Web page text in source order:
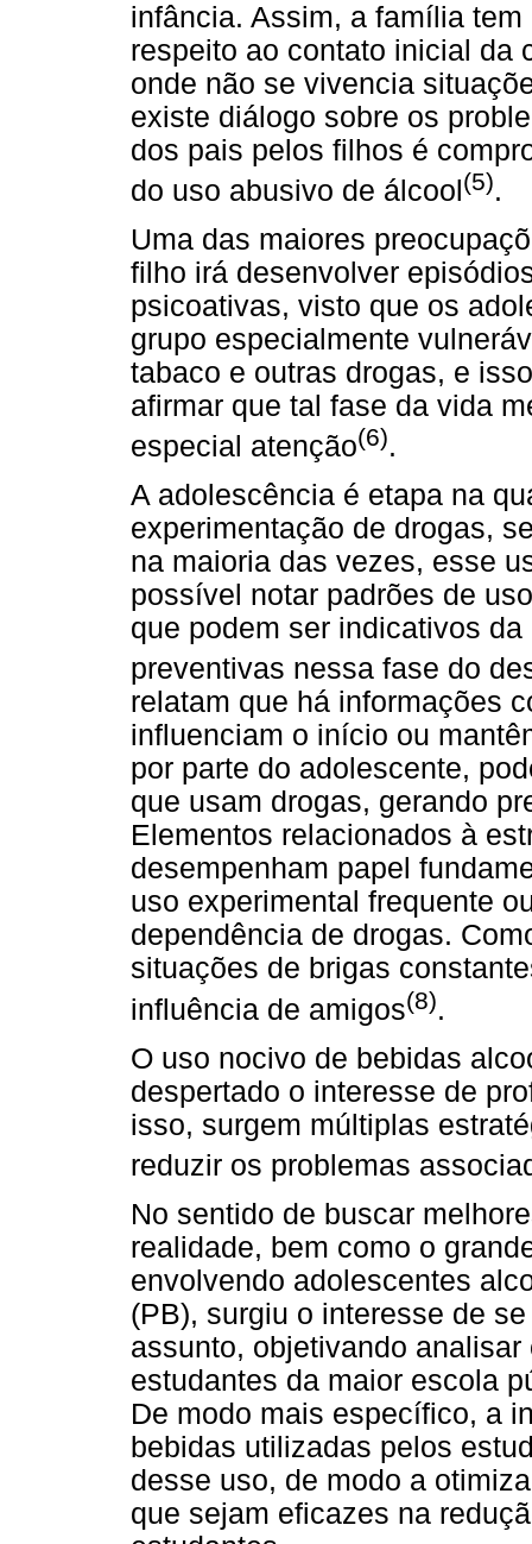
infância. Assim, a família
respeito ao contato inicial da
onde não se vivencia
existe diálogo sobre os
dos pais pelos filhos é
do uso abusivo de álcool(5).
Uma das maiores
filho irá desenvolver
psicoativas, visto que os
grupo especialmente
tabaco e outras drogas, e
afirmar que tal fase da vida
especial atenção(6).
A adolescência é etapa na
experimentação de drogas,
na maioria das vezes, esse
possível notar padrões de
que podem ser indicativos
preventivas nessa fase do
relatam que há informações
influenciam o início ou
por parte do adolescente,
que usam drogas, gerando
Elementos relacionados à
desempenham papel
uso experimental frequente
dependência de drogas.
situações de brigas
influência de amigos(8).
O uso nocivo de bebidas
despertado o interesse de
isso, surgem múltiplas
reduzir os problemas
No sentido de buscar
realidade, bem como o
envolvendo adolescentes
(PB), surgiu o interesse de
assunto, objetivando
estudantes da maior escola
De modo mais específico, a
bebidas utilizadas pelos
desse uso, de modo a
que sejam eficazes na